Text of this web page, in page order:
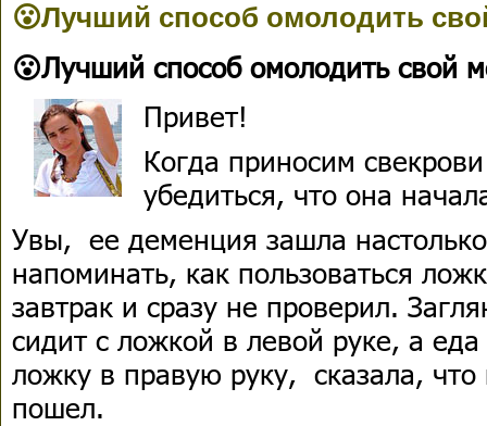
😮Лучший способ омолодить
😮Лучший способ омолодить свой
Привет!
Когда приносим
убедиться, что она
Увы, ее деменция зашла
напоминать, как пользоваться
завтрак и сразу не проверил.
сидит с ложкой в левой руке, а
ложку в правую руку, сказала,
пошел.